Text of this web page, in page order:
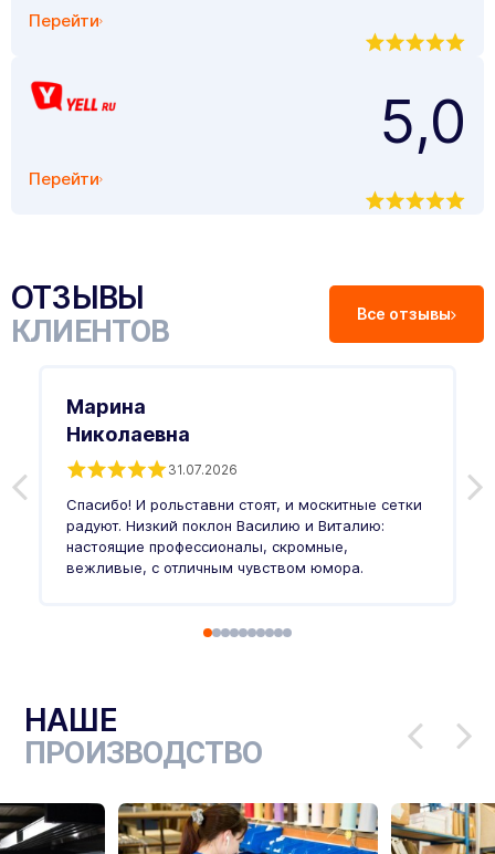
Перейти
Перейти
5,0
ОТЗЫВЫ
КЛИЕНТОВ Все отзывы
Марина
Николаевна
31.07.2026
Спасибо! И рольставни стоят, и москитные сетки
радуют. Низкий поклон Василию и Виталию:
настоящие профессионалы, скромные,
вежливые, с отличным чувством юмора.
НАШЕ
ПРОИЗВОДСТВО